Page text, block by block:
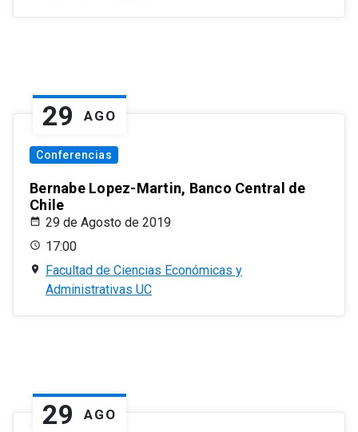
29 AGO
Conferencias
Bernabe Lopez-Martin, Banco Central de
Chile
29 de Agosto de 2019
17:00
Facultad de Ciencias Económicas y
Administrativas UC
29 AGO